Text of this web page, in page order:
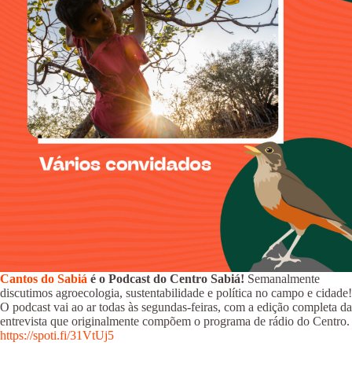
Cantos do Sabiá é o Podcast do Centro Sabiá! Semanalmente
discutimos agroecologia, sustentabilidade e política no campo e cidade!
O podcast vai ao ar todas às segundas-feiras, com a edição completa da
entrevista que originalmente compõem o programa de rádio do Centro.
https://spoti.fi/31VtUj5